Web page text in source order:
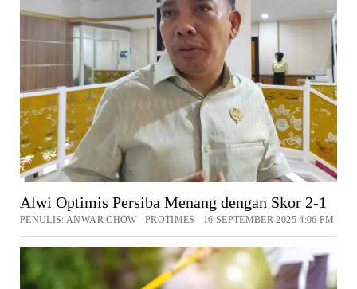
Alwi Optimis Persiba Menang dengan Skor 2-1
PENULIS: ANWAR CHOW PROTIMES 16 SEPTEMBER 2025 4:06 PM